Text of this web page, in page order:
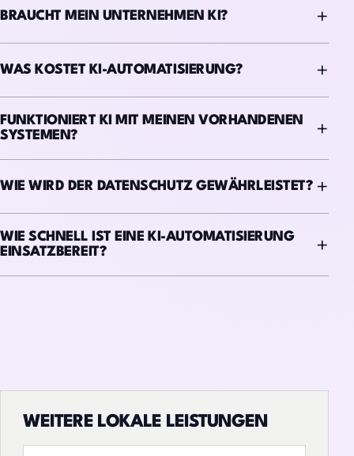
BRAUCHT MEIN UNTERNEHMEN KI?
WAS KOSTET KI-AUTOMATISIERUNG?
FUNKTIONIERT KI MIT MEINEN VORHANDENEN
SYSTEMEN?
WIE WIRD DER DATENSCHUTZ GEWÄHRLEISTET?
WIE SCHNELL IST EINE KI-AUTOMATISIERUNG
EINSATZBEREIT?
WEITERE LOKALE LEISTUNGEN